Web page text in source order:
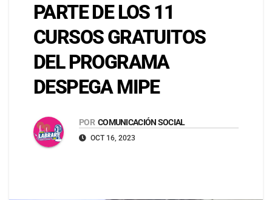
PARTE DE LOS 11
CURSOS GRATUITOS
DEL PROGRAMA
DESPEGA MIPE
POR COMUNICACIÓN SOCIAL
OCT 16, 2023